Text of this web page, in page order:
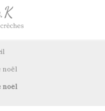
noël
noël